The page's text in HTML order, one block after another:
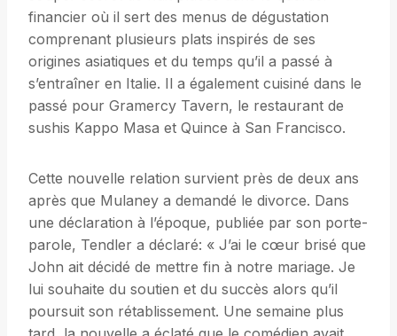
financier où il sert des menus de dégustation
comprenant plusieurs plats inspirés de ses
origines asiatiques et du temps qu’il a passé à
s’entraîner en Italie. Il a également cuisiné dans le
passé pour Gramercy Tavern, le restaurant de
sushis Kappo Masa et Quince à San Francisco.
Cette nouvelle relation survient près de deux ans
après que Mulaney a demandé le divorce. Dans
une déclaration à l’époque, publiée par son porte-
parole, Tendler a déclaré: « J’ai le cœur brisé que
John ait décidé de mettre fin à notre mariage. Je
lui souhaite du soutien et du succès alors qu’il
poursuit son rétablissement. Une semaine plus